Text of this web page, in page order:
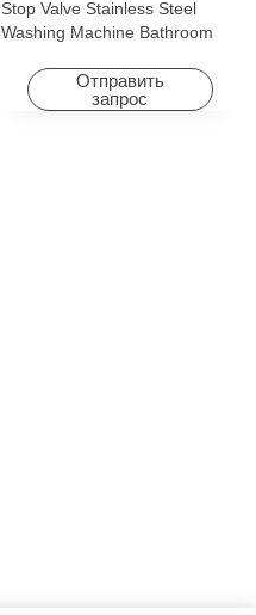
Stop Valve Stainless Steel
Washing Machine Bathroom
Apartments & Hotels
Отправить
запрос